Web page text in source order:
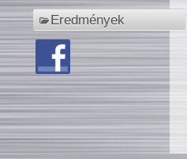
Eredmények